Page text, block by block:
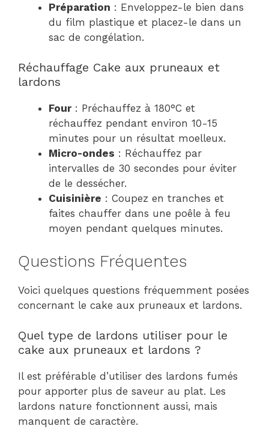
Préparation : Enveloppez-le bien dans
du film plastique et placez-le dans un
sac de congélation.
Réchauffage Cake aux pruneaux et
lardons
Four: Préchauffez à 180°C et
réchauffez pendant environ 10-15
minutes pour un résultat moelleux.
Micro-ondes : Réchauffez par
intervalles de 30 secondes pour éviter
de le dessécher.
Cuisinière : Coupez en tranches et
faites chauffer dans une poêle à feu
moyen pendant quelques minutes.
Questions Fréquentes
Voici quelques questions fréquemment posées
concernant le cake aux pruneaux et lardons.
Quel type de lardons utiliser pour le
cake aux pruneaux et lardons ?
Il est préférable d’utiliser des lardons fumés
pour apporter plus de saveur au plat. Les
lardons nature fonctionnent aussi, mais
manquent de caractère.